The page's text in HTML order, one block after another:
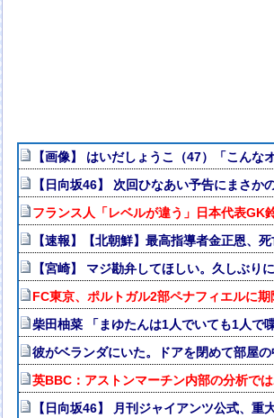
【画像】 はいだしょうこ（47）「こん
【日向坂46】 次回ひなあい予告にまさか
フランス人「レベルが違う」日本代表GK
【速報】【北朝鮮】最高指導者金正恩、
【宮崎】 マジ勘弁してほしい。久しぶり
FC東京、ポルトガル2部ペナフィエルに
柴田柚菜 「まゆたんは1人でいても1人で
彼がベランダにいた。ドアを閉めて部屋
英BBC：アストンマーチン内部の分析で
【日向坂46】 月刊ジャイアンツ公式、重